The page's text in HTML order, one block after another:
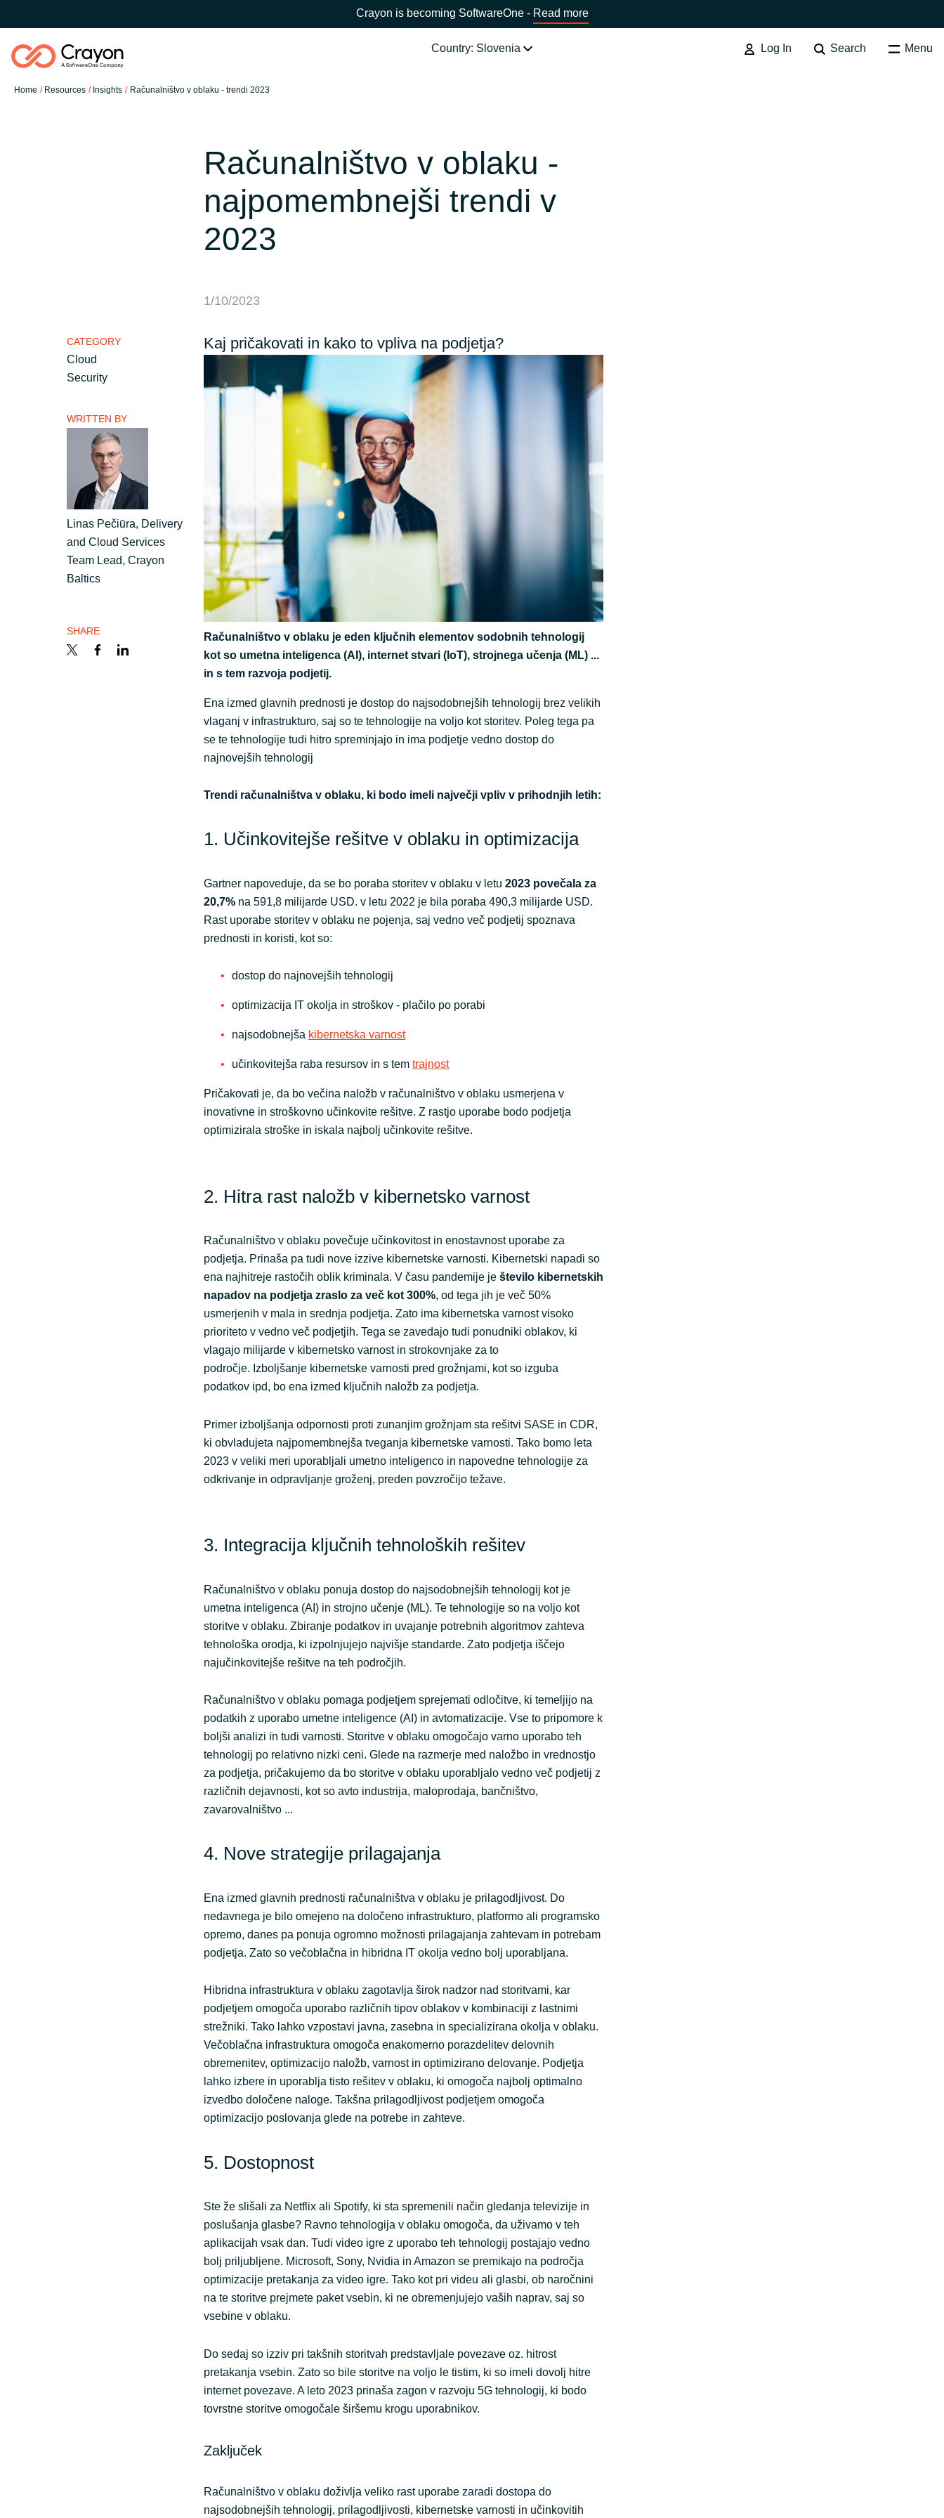
Crayon is becoming SoftwareOne - Read more
Country: Slovenia Log In Search Menu
Home Resources Insights Računalništvo v oblaku - trendi 2023
Global site Africa
Austria
Iceland India
Kingdom of Saudi Arabia Kuwait
Netherlands
Philippines Poland
Qatar
Slovenia Singapore
Sri Lanka Sweden
Ukraine United Kingdom
Career
Channel partner
Adobe
AWS
Flexera
Oracle
VMware
Workplace from Meta
Other partners
Računalništvo v oblaku -
najpomembnejši trendi v
2023
1/10/2023
CATEGORY
Cloud
Security
WRITTEN BY
Linas Pečiūra, Delivery
and Cloud Services
Team Lead, Crayon
Baltics
SHARE
Kaj pričakovati in kako to vpliva na podjetja?
Računalništvo v oblaku je eden ključnih elementov sodobnih tehnologij
kot so umetna inteligenca (AI), internet stvari (IoT), strojnega učenja (ML) ...
in s tem razvoja podjetij.
Ena izmed glavnih prednosti je dostop do najsodobnejših tehnologij brez velikih
vlaganj v infrastrukturo, saj so te tehnologije na voljo kot storitev. Poleg tega pa
se te tehnologije tudi hitro spreminjajo in ima podjetje vedno dostop do
najnovejših tehnologij
Trendi računalništva v oblaku, ki bodo imeli največji vpliv v prihodnjih letih:
1. Učinkovitejše rešitve v oblaku in optimizacija
Gartner napoveduje, da se bo poraba storitev v oblaku v letu 2023 povečala za
20,7% na 591,8 milijarde USD. v letu 2022 je bila poraba 490,3 milijarde USD.
Rast uporabe storitev v oblaku ne pojenja, saj vedno več podjetij spoznava
prednosti in koristi, kot so:
dostop do najnovejših tehnologij
optimizacija IT okolja in stroškov - plačilo po porabi
najsodobnejša kibernetska varnost
učinkovitejša raba resursov in s tem trajnost
Pričakovati je, da bo večina naložb v računalništvo v oblaku usmerjena v
inovativne in stroškovno učinkovite rešitve. Z rastjo uporabe bodo podjetja
optimizirala stroške in iskala najbolj učinkovite rešitve.
2. Hitra rast naložb v kibernetsko varnost
Računalništvo v oblaku povečuje učinkovitost in enostavnost uporabe za
podjetja. Prinaša pa tudi nove izzive kibernetske varnosti. Kibernetski napadi so
ena najhitreje rastočih oblik kriminala. V času pandemije je število kibernetskih
napadov na podjetja zraslo za več kot 300%, od tega jih je več 50%
usmerjenih v mala in srednja podjetja. Zato ima kibernetska varnost visoko
prioriteto v vedno več podjetjih. Tega se zavedajo tudi ponudniki oblakov, ki
vlagajo milijarde v kibernetsko varnost in strokovnjake za to
področje. Izboljšanje kibernetske varnosti pred grožnjami, kot so izguba
podatkov ipd, bo ena izmed ključnih naložb za podjetja.
Primer izboljšanja odpornosti proti zunanjim grožnjam sta rešitvi SASE in CDR,
ki obvladujeta najpomembnejša tveganja kibernetske varnosti. Tako bomo leta
2023 v veliki meri uporabljali umetno inteligenco in napovedne tehnologije za
odkrivanje in odpravljanje groženj, preden povzročijo težave.
3. Integracija ključnih tehnoloških rešitev
Računalništvo v oblaku ponuja dostop do najsodobnejših tehnologij kot je
umetna inteligenca (AI) in strojno učenje (ML). Te tehnologije so na voljo kot
storitve v oblaku. Zbiranje podatkov in uvajanje potrebnih algoritmov zahteva
tehnološka orodja, ki izpolnjujejo najvišje standarde. Zato podjetja iščejo
najučinkovitejše rešitve na teh področjih.
Računalništvo v oblaku pomaga podjetjem sprejemati odločitve, ki temeljijo na
podatkih z uporabo umetne inteligence (AI) in avtomatizacije. Vse to pripomore k
boljši analizi in tudi varnosti. Storitve v oblaku omogočajo varno uporabo teh
tehnologij po relativno nizki ceni. Glede na razmerje med naložbo in vrednostjo
za podjetja, pričakujemo da bo storitve v oblaku uporabljalo vedno več podjetij z
različnih dejavnosti, kot so avto industrija, maloprodaja, bančništvo,
zavarovalništvo ...
4. Nove strategije prilagajanja
Ena izmed glavnih prednosti računalništva v oblaku je prilagodljivost. Do
nedavnega je bilo omejeno na določeno infrastrukturo, platformo ali programsko
opremo, danes pa ponuja ogromno možnosti prilagajanja zahtevam in potrebam
podjetja. Zato so večoblačna in hibridna IT okolja vedno bolj uporabljana.
Hibridna infrastruktura v oblaku zagotavlja širok nadzor nad storitvami, kar
podjetjem omogoča uporabo različnih tipov oblakov v kombinaciji z lastnimi
strežniki. Tako lahko vzpostavi javna, zasebna in specializirana okolja v oblaku.
Večoblačna infrastruktura omogoča enakomerno porazdelitev delovnih
obremenitev, optimizacijo naložb, varnost in optimizirano delovanje. Podjetja
lahko izbere in uporablja tisto rešitev v oblaku, ki omogoča najbolj optimalno
izvedbo določene naloge. Takšna prilagodljivost podjetjem omogoča
optimizacijo poslovanja glede na potrebe in zahteve.
5. Dostopnost
Ste že slišali za Netflix ali Spotify, ki sta spremenili način gledanja televizije in
poslušanja glasbe? Ravno tehnologija v oblaku omogoča, da uživamo v teh
aplikacijah vsak dan. Tudi video igre z uporabo teh tehnologij postajajo vedno
bolj priljubljene. Microsoft, Sony, Nvidia in Amazon se premikajo na področja
optimizacije pretakanja za video igre. Tako kot pri videu ali glasbi, ob naročnini
na te storitve prejmete paket vsebin, ki ne obremenjujejo vaših naprav, saj so
vsebine v oblaku.
Do sedaj so izziv pri takšnih storitvah predstavljale povezave oz. hitrost
pretakanja vsebin. Zato so bile storitve na voljo le tistim, ki so imeli dovolj hitre
internet povezave. A leto 2023 prinaša zagon v razvoju 5G tehnologij, ki bodo
tovrstne storitve omogočale širšemu krogu uporabnikov.
Zaključek
Računalništvo v oblaku doživlja veliko rast uporabe zaradi dostopa do
najsodobnejših tehnologij, prilagodljivosti, kibernetske varnosti in učinkovitih